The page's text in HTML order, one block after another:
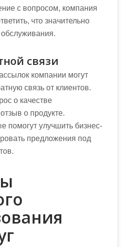
с вопросом, компания
что значительно
связи
компании могут
связь от клиентов.
о качестве
о продукте.
помогут улучшить бизнес-
предложения под